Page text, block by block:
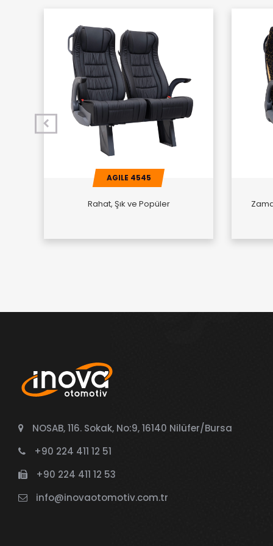
AGILE 4545
Rahat, Şık ve Popüler
NOSAB, 116. Sokak, No:9, 16140 Nilüfer/Bursa
+90 224 411 12 51
+90 224 411 12 53
info@inovaotomotiv.com.tr